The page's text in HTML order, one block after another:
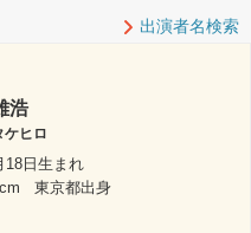
出演者名検索
浩
ヒロ
18日生まれ
東京都出身